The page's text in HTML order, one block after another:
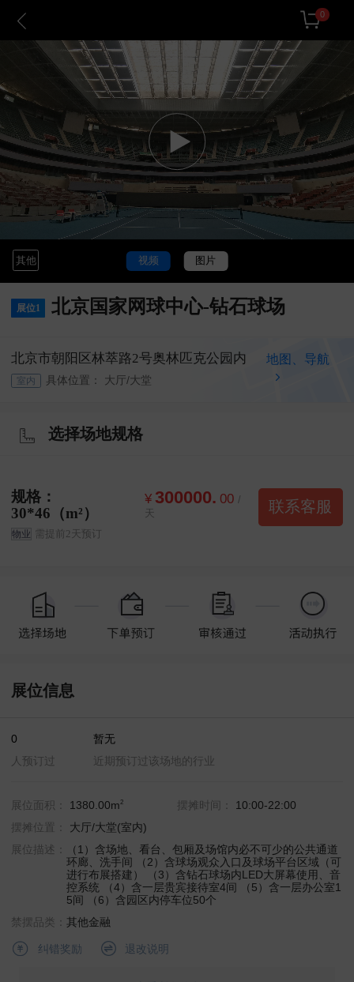
0
视频 图片
其他
展位1 北京国家⽹球中⼼-钻石球场
北京市朝阳区林萃路2号奥林匹克公园内
室内 具体位置： 大厅/大堂
地图、导航
选择场地规格
规格：
30*46（m²）
物业 需提前2天预订
¥ 300000. 00 /
天
联系客服
展位信息
0
人预订过
暂无
近期预订过该场地的行业
展位面积： 1380.00m2 摆摊时间： 10:00-22:00
摆摊位置： 大厅/大堂(室内)
展位描述：
（1）含场地、看台、包厢及场馆内必不可少的公共通道
环廊、洗⼿间 （2）含球场观众⼊⼝及球场平台区域（可
进⾏布展搭建） （3）含钻⽯球场内LED⼤屏幕使⽤、⾳
控系统 （4）含⼀层贵宾接待室4间 （5）含⼀层办公室1
5间 （6）含园区内停⻋位50个
禁摆品类： 其他金融
纠错奖励 退改说明